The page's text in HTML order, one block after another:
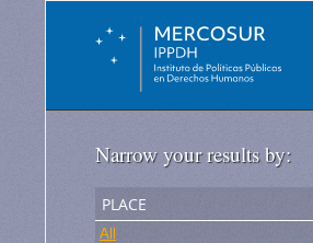
Narrow your results by:
place
All